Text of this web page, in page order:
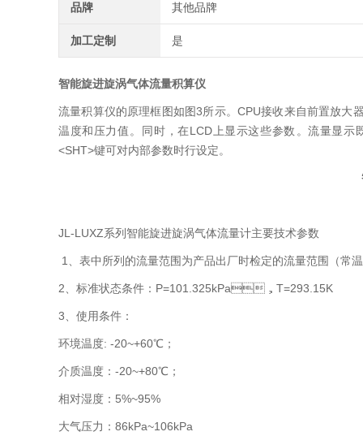
品牌 其他品牌
加工定制 是
智能旋进旋涡气体流量积算仪
流量积算仪的原理框图如图3所示。CPU接收来自前置放大器
温度和压力值。同时，在LCD上显示这些参数。流量
<SHT>键可对内部参数时行设定。
JL-LUXZ系列智能旋进旋涡气体流量计主要技术参数
1、表中所列的流量范围为产品出厂时检定的流量范围（常温
2、标准状态条件：P=101.325kPa，T=293.15K
3、使用条件：
环境温度: -20~+60℃；
介质温度：-20~+80℃；
相对湿度：5%~95%
大气压力：86kPa~106kPa